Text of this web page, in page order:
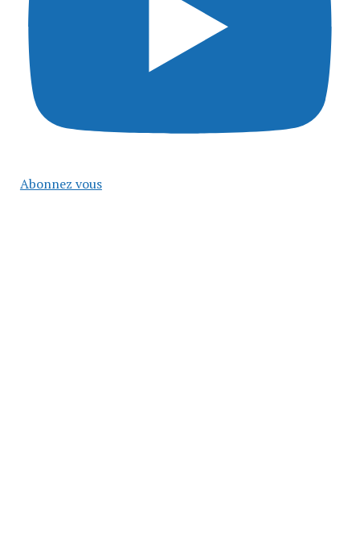
Abonnez vous